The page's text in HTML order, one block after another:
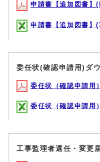
申請書【追加図書
申請書【追加図書
委任状(確認申請用)ダ
委任状（確認申請
委任状（確認申請
工事監理者選任・変更